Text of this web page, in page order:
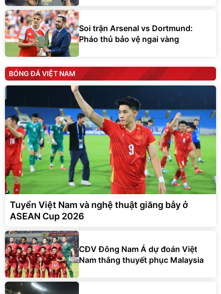
Soi trận Arsenal vs Dortmund:
Pháo thủ bảo vệ ngai vàng
BÓNG ĐÁ VIỆT NAM
Tuyển Việt Nam và nghệ thuật giăng bẫy ở
ASEAN Cup 2026
CĐV Đông Nam Á dự đoán Việt
Nam thắng thuyết phục Malaysia